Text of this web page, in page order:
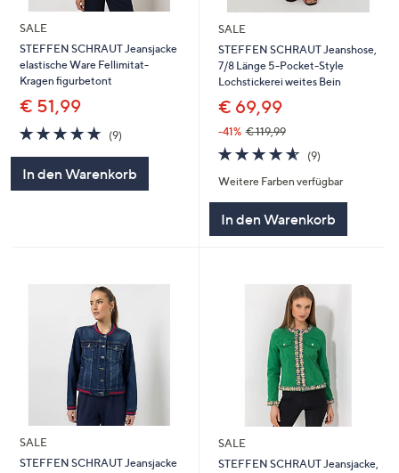
SALE
STEFFEN SCHRAUT Jeansjacke
elastische Ware Fellimitat-
Kragen figurbetont
€ 51,99
4.8
von
(9)9
In den Warenkorb
SALE
STEFFEN SCHRAUT Jeanshose,
7/8 Länge 5-Pocket-Style
Lochstickerei weites Bein
€ 69,99
-41% € 119,99
4.6
von
5
(9)9
Weitere Farben verfügbar
In den Warenkorb
SALE
STEFFEN SCHRAUT Jeansjacke
SALE
STEFFEN SCHRAUT Jeansjacke,